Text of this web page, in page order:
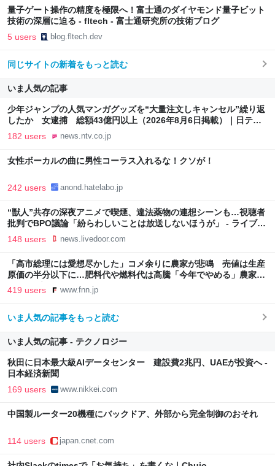
量子ゲート操作の精度を極限へ！富士通のダイヤモンド量子ビット
技術の深層に迫る - fltech - 富士通研究所の技術ブログ
5 users blog.fltech.dev
同じサイトの新着をもっと読む
いま人気の記事
少年ジャンプの人気マンガグッズを“大量注文しキャンセル”繰り返
したか 女逮捕 総額43億円以上（2026年8月6日掲載）｜日テレ
NEWS NNN
182 users news.ntv.co.jp
女性ボーカルの曲に男性コーラス入れるな！クソが！
242 users anond.hatelabo.jp
“獣人”共存の深夜アニメで喫煙、違法薬物の連想シーンも…視聴者
批判でBPO議論「紛らわしいことは放送しないほうが」 - ライブド
アニュース
148 users news.livedoor.com
「高市総理には愛想尽かした」コメ余りに農家が悲鳴 売値は生産
原価の半分以下に…肥料代や燃料代は高騰「今年でやめる」農家も
｜FNNプライムオンライン
419 users www.fnn.jp
いま人気の記事をもっと読む
いま人気の記事 - テクノロジー
秋田に日本最大級AIデータセンター 建設費2兆円、UAEが投資へ -
日本経済新聞
169 users www.nikkei.com
中国製ルーター20機種にバックドア、外部から完全制御のおそれ
114 users japan.cnet.com